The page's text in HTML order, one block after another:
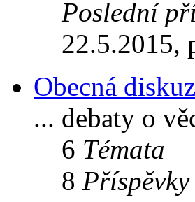
Poslední
22.5.2015,
Obecná
... debaty o
6 Témata
8 Příspěvky